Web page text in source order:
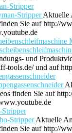
Stripper
Aktuelle
Sie auf http://
und
tools.de/ und auf
finden Sie auf
Aktuelle
Sie auf http://